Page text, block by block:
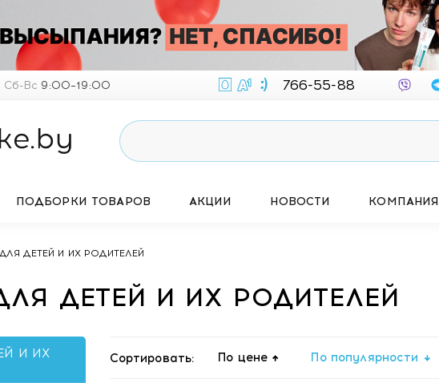
Сб-Вс 9:00–19:00 766-55-88
ПОДБОРКИ ТОВАРОВ АКЦИИ НОВОСТИ КОМПАНИЯ
ДЕТЕЙ И ИХ РОДИТЕЛЕЙ
ДЕТЕЙ И ИХ РОДИТЕЛЕЙ
И ИХ
Сортировать: По цене По популярности